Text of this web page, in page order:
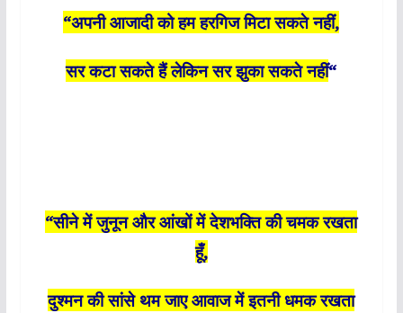
“अपनी आजादी को हम हरगिज मिटा सकते नहीं,
सर कटा सकते हैं लेकिन सर झुका सकते नहीं“
“सीने में जुनून और आंखों में देशभक्ति की चमक रखता
हूँ,
दुश्मन की सांसे थम जाए आवाज में इतनी धमक रखता